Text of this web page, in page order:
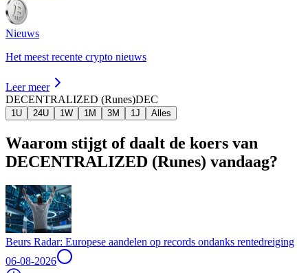
Nieuws
Het meest recente crypto nieuws
Leer meer
DECENTRALIZED (Runes)DEC
1U 24U 1W 1M 3M 1J Alles
Waarom stijgt of daalt de koers van
DECENTRALIZED (Runes) vandaag?
Beurs Radar: Europese aandelen op records ondanks rentedreiging
06-08-2026